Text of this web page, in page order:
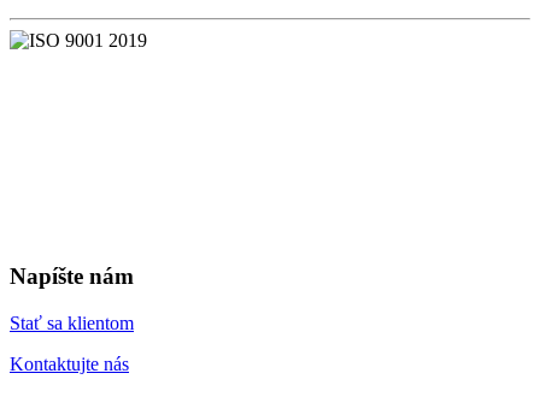
Napíšte nám
Stať sa klientom
Kontaktujte nás